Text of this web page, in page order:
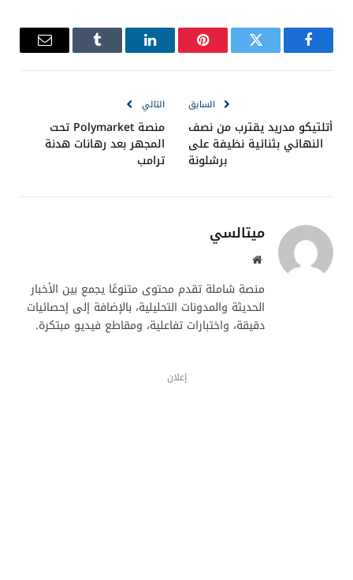
فيسبوك تويتر بينتيريستلينكدإن Tumblr
البريد
السابق
أتلتيكو مدريد يقترب من نصف
النهائي بثنائية نظيفة على
برشلونة
التالي
منصة Polymarket تحت
المجهر بعد رهانات هدنة
ترامب
ميتالسي
موقع
منصة شاملة تقدم محتوى متنوعًا يجمع بين الأخبار
الحديثة والمدونات التحليلية، بالإضافة إلى إحصائيات
دقيقة، واختبارات تفاعلية، ومقاطع فيديو مبتكرة.
إعلان